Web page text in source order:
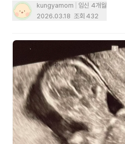
kungyamom
임신 4개월
2026.03.18 조회 432